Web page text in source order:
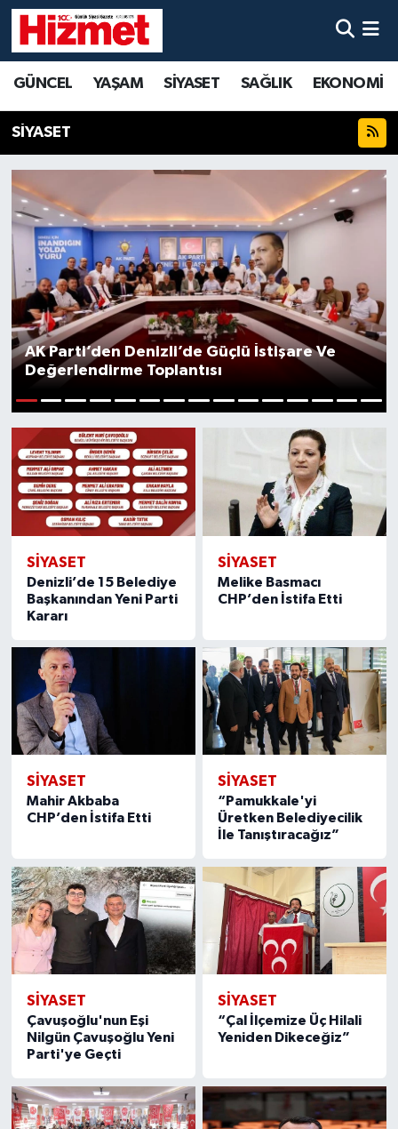
GÜNCEL YAŞAM SİYASET SAĞLIK EKONOMİ
SİYASET
AK Parti’den Denizli’de Güçlü İstişare Ve
Değerlendirme Toplantısı
SİYASET
Denizli’de 15 Belediye
Başkanından Yeni Parti
Kararı
SİYASET
Melike Basmacı
CHP’den İstifa Etti
SİYASET
Mahir Akbaba
CHP’den İstifa Etti
SİYASET
“Pamukkale'yi
Üretken Belediyecilik
İle Tanıştıracağız”
SİYASET
Çavuşoğlu'nun Eşi
Nilgün Çavuşoğlu Yeni
Parti'ye Geçti
SİYASET
“Çal İlçemize Üç Hilali
Yeniden Dikeceğiz”
YAŞAM
SİYASET
SAĞLIK
EKONOMİ
KÜLTÜR SANAT
SPOR
MAGAZİN
ÖZEL HABER
DTO
RESMİ REKLAM
Denizli Hava Durumu
Denizli Trafik Yoğunluk Haritası
Süper Lig Puan Durumu ve Fikstür
Tüm Manşetler
Son Dakika Haberleri
Haber Arşivi